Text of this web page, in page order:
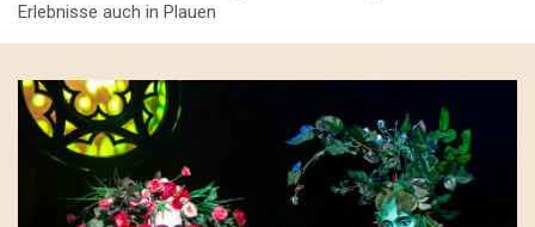
Erlebnisse auch in Plauen